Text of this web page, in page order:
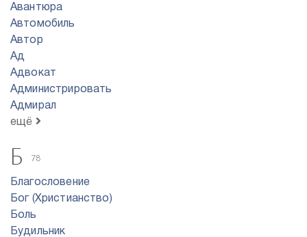
Авантюра
Автомобиль
Автор
Ад
Адвокат
Администрировать
Адмирал
ещё
Б 78
Благословение
Бог (Христианство)
Боль
Будильник